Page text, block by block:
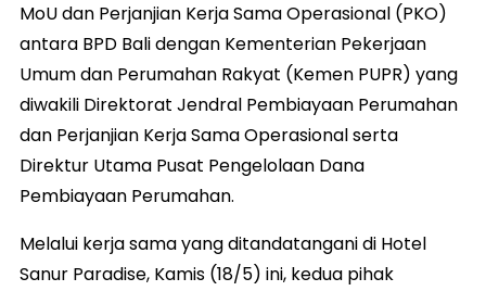
MoU dan Perjanjian Kerja Sama Operasional (PKO)
antara BPD Bali dengan Kementerian Pekerjaan
Umum dan Perumahan Rakyat (Kemen PUPR) yang
diwakili Direktorat Jendral Pembiayaan Perumahan
dan Perjanjian Kerja Sama Operasional serta
Direktur Utama Pusat Pengelolaan Dana
Pembiayaan Perumahan.
Melalui kerja sama yang ditandatangani di Hotel
Sanur Paradise, Kamis (18/5) ini, kedua pihak